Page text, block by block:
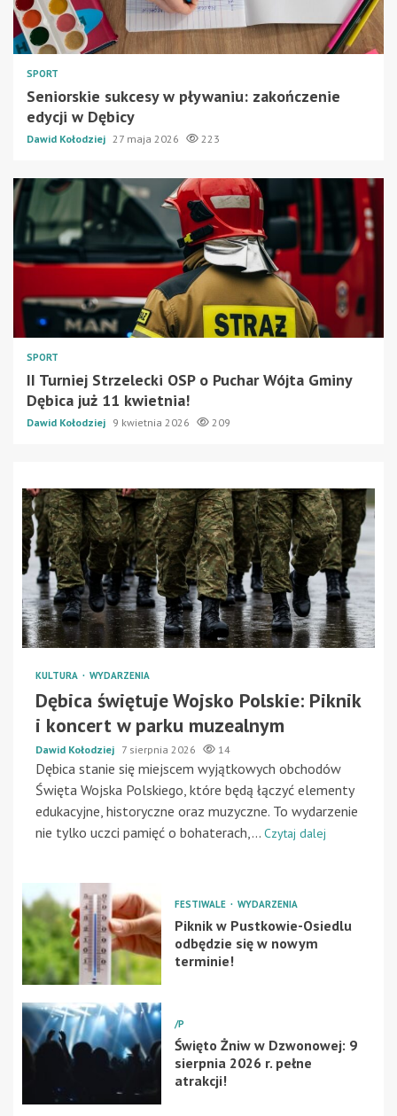
SPORT
Seniorskie sukcesy w pływaniu: zakończenie
edycji w Dębicy
Dawid Kołodziej 27 maja 2026 223
SPORT
II Turniej Strzelecki OSP o Puchar Wójta Gminy
Dębica już 11 kwietnia!
Dawid Kołodziej 9 kwietnia 2026 209
KULTURA WYDARZENIA
Dębica świętuje Wojsko Polskie: Piknik
i koncert w parku muzealnym
Dawid Kołodziej 7 sierpnia 2026 14
Dębica stanie się miejscem wyjątkowych obchodów
Święta Wojska Polskiego, które będą łączyć elementy
edukacyjne, historyczne oraz muzyczne. To wydarzenie
nie tylko uczci pamięć o bohaterach,... Czytaj dalej
FESTIWALE WYDARZENIA
Piknik w Pustkowie-Osiedlu
odbędzie się w nowym
terminie!
/P
Święto Żniw w Dzwonowej: 9
sierpnia 2026 r. pełne
atrakcji!